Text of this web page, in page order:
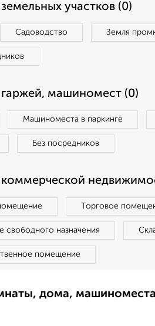
участков (0)
Садоводство Земля
машиномест (0)
Машиноместа в паркинге
Без посредников
Торговое
свободного назначения
помещение
дома,